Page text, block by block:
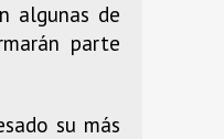
algunas de
parte
su más